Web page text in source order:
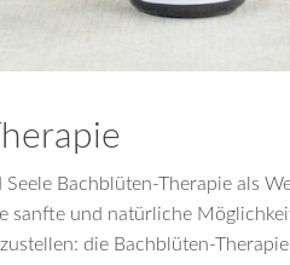
Bachblüten-Therapie als
sanfte und natürliche
die Bachblüten-